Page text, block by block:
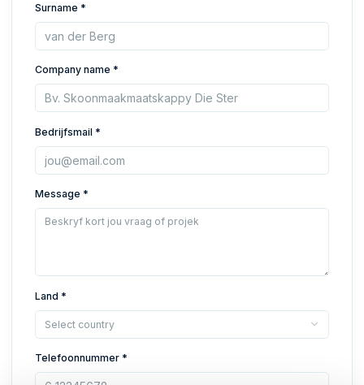
Surname *
Company name *
Bedrijfsmail *
Message *
Land *
Select country
Telefoonnummer *